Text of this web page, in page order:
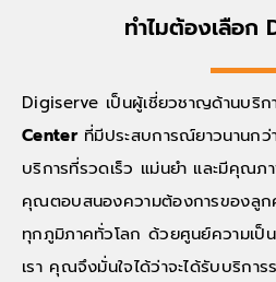
ทำไมต้องเลือก
Digiserve เป็นผู้เชี่ยวชาญด้านบริก
Centerที่มีประสบการณ์ยาวนานกว่
บริการที่รวดเร็ว แม่นยำ และมีคุณ
คุณตอบสนองความต้องการของลูก
ทุกภูมิภาคทั่วโลก ด้วยศูนย์ความเป็
เรา คุณจึงมั่นใจได้ว่าจะได้รับบริกา